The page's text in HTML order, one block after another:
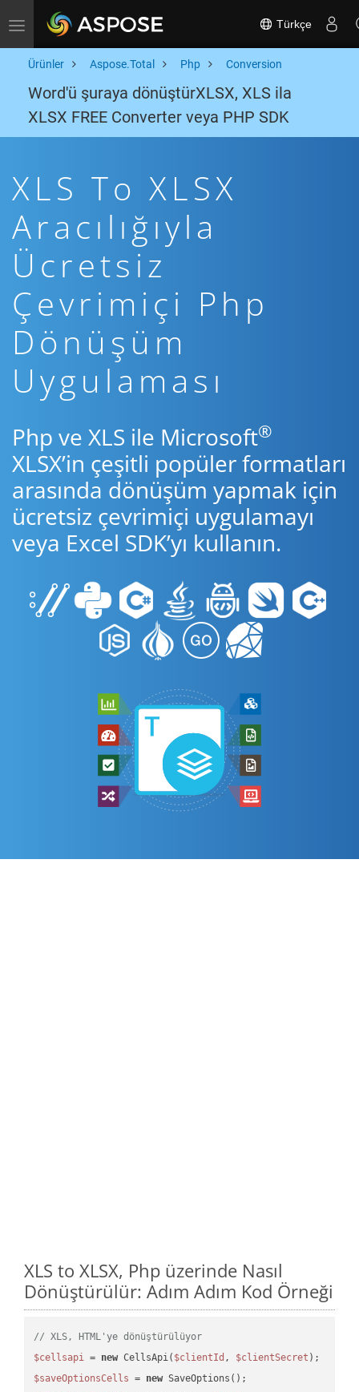
Toggle navigation Türkçe
Ürünler Aspose.Total Php Conversion
Word'ü şuraya dönüştürXLSX, XLS ila
XLSX FREE Converter veya PHP SDK
XLS To XLSX
Aracılığıyla
Ücretsiz
Çevrimiçi Php
Dönüşüm
Uygulaması
Php ve XLS ile Microsoft®
XLSX’in çeşitli popüler formatları
arasında dönüşüm yapmak için
ücretsiz çevrimiçi uygulamayı
veya Excel SDK’yı kullanın.
XLS to XLSX, Php üzerinde Nasıl
Dönüştürülür: Adım Adım Kod Örneği
// XLS, HTML'ye dönüştürülüyor
$cellsapi = new CellsApi( $clientId , $clientSecret
$saveOptionsCells = new